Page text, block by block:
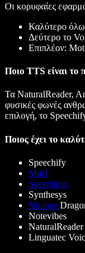
Οι κορυφαίες
Καλύτερο
Δεύτερο το
Επιπλέον:
Ποιο TTS είναι το
Τα NaturalReader,
φυσικές φωνές
επιλογή, το
Ποιος έχει το
Speechify
Murf
Speechelo
Synthesys
Nuance
Notevibes
NaturalReader
Linguatec